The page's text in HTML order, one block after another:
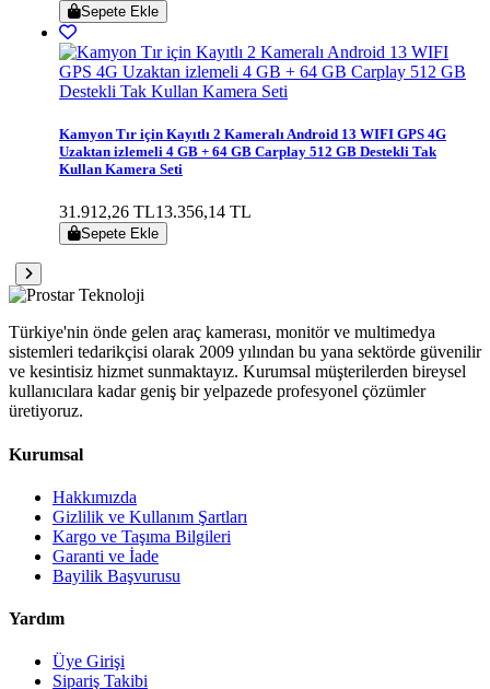
Sepete Ekle
Kamyon Tır için Kayıtlı 2 Kameralı Android 13 WIFI GPS 4G
Uzaktan izlemeli 4 GB + 64 GB Carplay 512 GB Destekli Tak
Kullan Kamera Seti
31.912,26 TL13.356,14 TL
Sepete Ekle
Türkiye'nin önde gelen araç kamerası, monitör ve multimedya
sistemleri tedarikçisi olarak 2009 yılından bu yana sektörde güvenilir
ve kesintisiz hizmet sunmaktayız. Kurumsal müşterilerden bireysel
kullanıcılara kadar geniş bir yelpazede profesyonel çözümler
üretiyoruz.
Kurumsal
Hakkımızda
Gizlilik ve Kullanım Şartları
Kargo ve Taşıma Bilgileri
Garanti ve İade
Bayilik Başvurusu
Yardım
Üye Girişi
Sipariş Takibi